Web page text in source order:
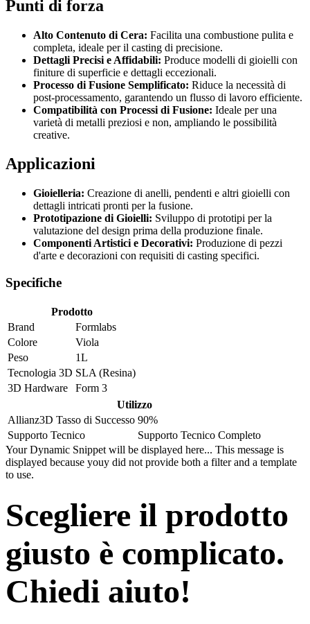
Punti di forza
Alto Contenuto di Cera: Facilita una combustione pulita e
completa, ideale per il casting di precisione.
Dettagli Precisi e Affidabili: Produce modelli di gioielli con
finiture di superficie e dettagli eccezionali.
Processo di Fusione Semplificato: Riduce la necessità di
post-processamento, garantendo un flusso di lavoro efficiente.
Compatibilità con Processi di Fusione: Ideale per una
varietà di metalli preziosi e non, ampliando le possibilità
creative.
Applicazioni
Gioielleria: Creazione di anelli, pendenti e altri gioielli con
dettagli intricati pronti per la fusione.
Prototipazione di Gioielli: Sviluppo di prototipi per la
valutazione del design prima della produzione finale.
Componenti Artistici e Decorativi: Produzione di pezzi
d'arte e decorazioni con requisiti di casting specifici.
Specifiche
Prodotto
Brand
Formlabs
Colore
Viola
Peso
1L
Tecnologia 3D SLA (Resina)
3D Hardware
Form 3
Utilizzo
Allianz3D Tasso di Successo 90%
Supporto Tecnico
Supporto Tecnico Completo
Your Dynamic Snippet will be displayed here... This message is
displayed because youy did not provide both a filter and a template
to use.
Scegliere il prodotto
giusto è complicato.
Chiedi aiuto!